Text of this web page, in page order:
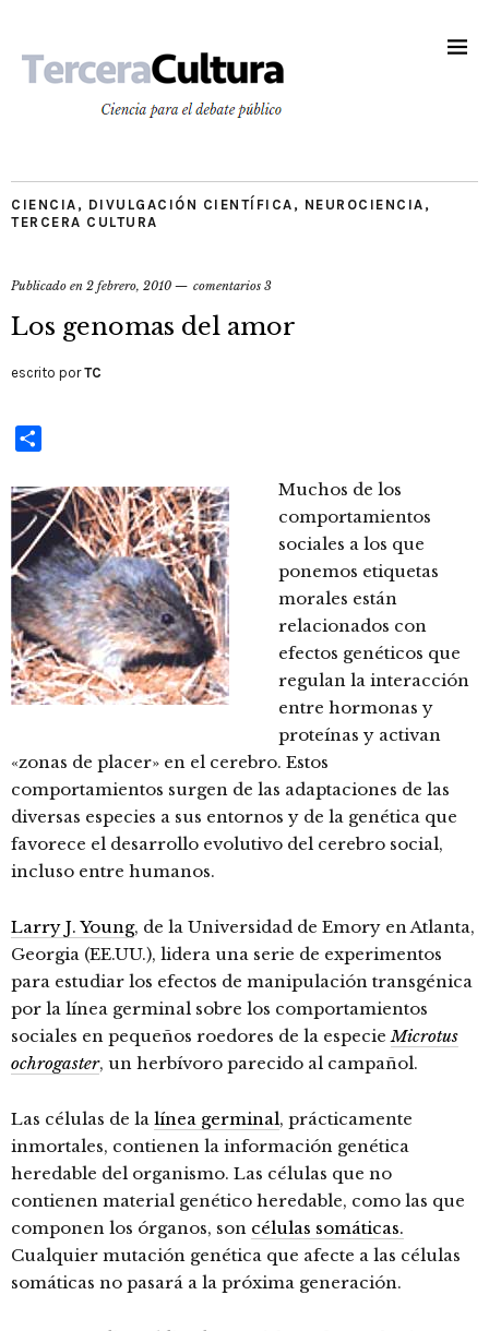
CIENCIA , DIVULGACIÓN CIENTÍFICA , NEUROCIENCIA ,
TERCERA CULTURA
Publicado en 2 febrero, 2010 comentarios 3
Los genomas del amor
escrito porTC
Muchos de los
comportamientos
sociales a los que
ponemos etiquetas
morales están
relacionados con
efectos genéticos que
regulan la interacción
entre hormonas y
proteínas y activan
«zonas de placer» en el cerebro. Estos
comportamientos surgen de las adaptaciones de las
diversas especies a sus entornos y de la genética que
favorece el desarrollo evolutivo del cerebro social,
incluso entre humanos.
Larry J. Young, de la Universidad de Emory en Atlanta,
Georgia (EE.UU.), lidera una serie de experimentos
para estudiar los efectos de manipulación transgénica
por la línea germinal sobre los comportamientos
sociales en pequeños roedores de la especieMicrotus
ochrogaster, un herbívoro parecido al campañol.
Las células de la línea germinal, prácticamente
inmortales, contienen la información genética
heredable del organismo. Las células que no
contienen material genético heredable, como las que
componen los órganos, son células somáticas.
Cualquier mutación genética que afecte a las células
somáticas no pasará a la próxima generación.